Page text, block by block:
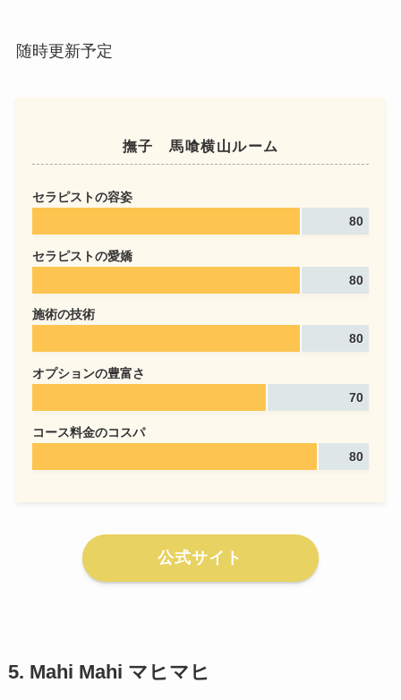
随時更新予定
撫子 馬喰横山ルーム
セラピストの容姿
80
セラピストの愛嬌
80
施術の技術
80
オプションの豊富さ
70
コース料金のコスパ
80
公式サイト
5. Mahi Mahi マヒマヒ